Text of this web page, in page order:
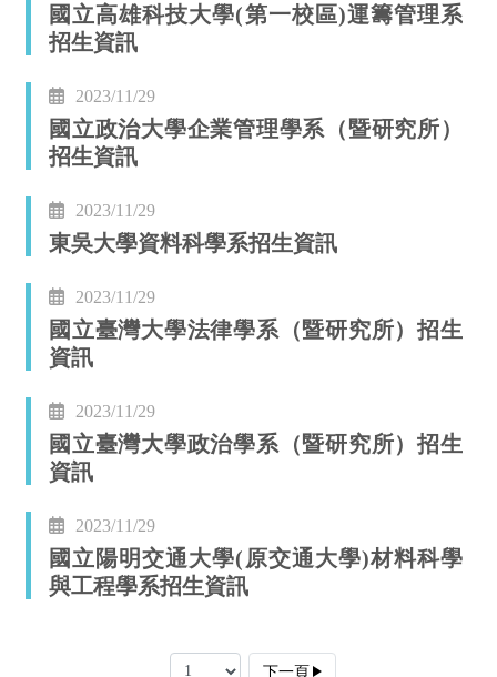
國立高雄科技大學(第一校區)運籌管理系
招生資訊
2023/11/29
國立政治大學企業管理學系（暨研究所）
招生資訊
2023/11/29
東吳大學資料科學系招生資訊
2023/11/29
國立臺灣大學法律學系（暨研究所）招生
資訊
2023/11/29
國立臺灣大學政治學系（暨研究所）招生
資訊
2023/11/29
國立陽明交通大學(原交通大學)材料科學
與工程學系招生資訊
下一頁